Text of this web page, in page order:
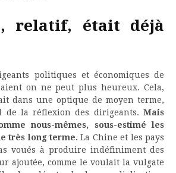
relatif, était déjà
politiques et économiques de
on ne peut plus heureux. Cela,
dans une optique de moyen terme,
de la réflexion des dirigeants. Mais
nous-mêmes, sous-estimé les
très long terme. La Chine et les pays
voués à produire indéfiniment des
ajoutée, comme le voulait la vulgate